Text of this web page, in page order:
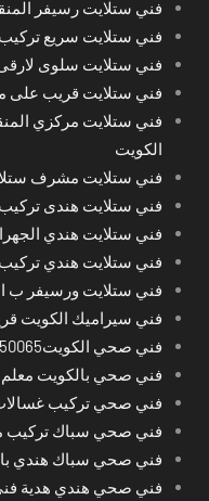
فني ستلايت رسيفر
فني ستلايت سريع
فني ستلايت سلوى
فني ستلايت قريب على
الكويت
فني ستلايت مشرف
فني ستلايت هندى
فني ستلايت هندي
فني ستلايت هندي
فني ستلايت ورسيفر ب
فني سيراميك الكويت
فني صحي الكويت55850065
فني صحي بالكويت
فني صحي تركيب
فني صحي سباك تركيب
فني صحي سباك هندي
فني صحي هندي هدية